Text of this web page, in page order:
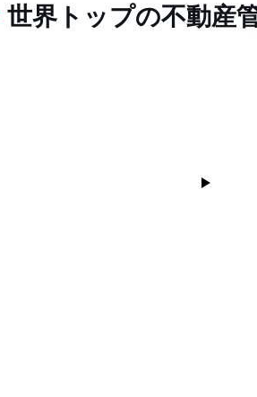
世界トップの不動産